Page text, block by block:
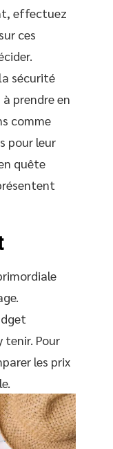
effectuez
ces
sécurité
prendre en
comme
pour leur
quête
tenir. Pour
les prix